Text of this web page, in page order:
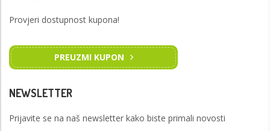
Provjeri dostupnost kupona!
PREUZMI KUPON
NEWSLETTER
Prijavite se na naš newsletter kako biste primali novosti